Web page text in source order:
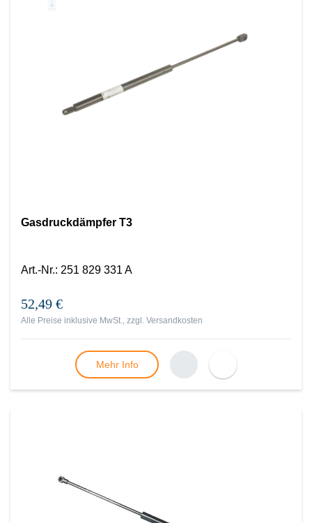
Gasdruckdämpfer T3
Art.-Nr.: 251 829 331 A
52,49 €
Alle Preise inklusive MwSt., zzgl. Versandkosten
Mehr Info